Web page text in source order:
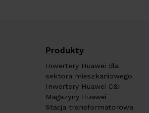
Produkty
Inwertery Huawei dla
sektora mieszkaniowego
Inwertery Huawei C&I
Magazyny Huawei
Stacja transformatorowa